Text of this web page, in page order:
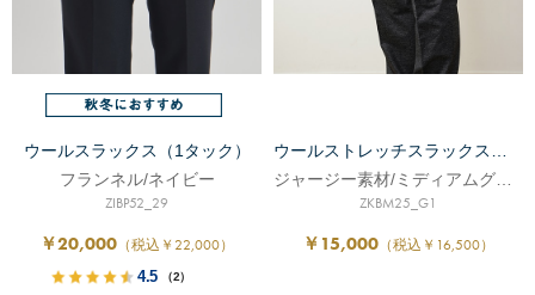
ウールスラックス（1タック）
フランネル/ネイビー
ZIBP52_29
￥20,000 （税込￥22,000）
4.5 （2）
ZKBM25_G1
￥15,000 （税込￥16,500）